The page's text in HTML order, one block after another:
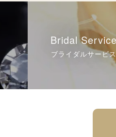
Bridal
ブライダルサービ